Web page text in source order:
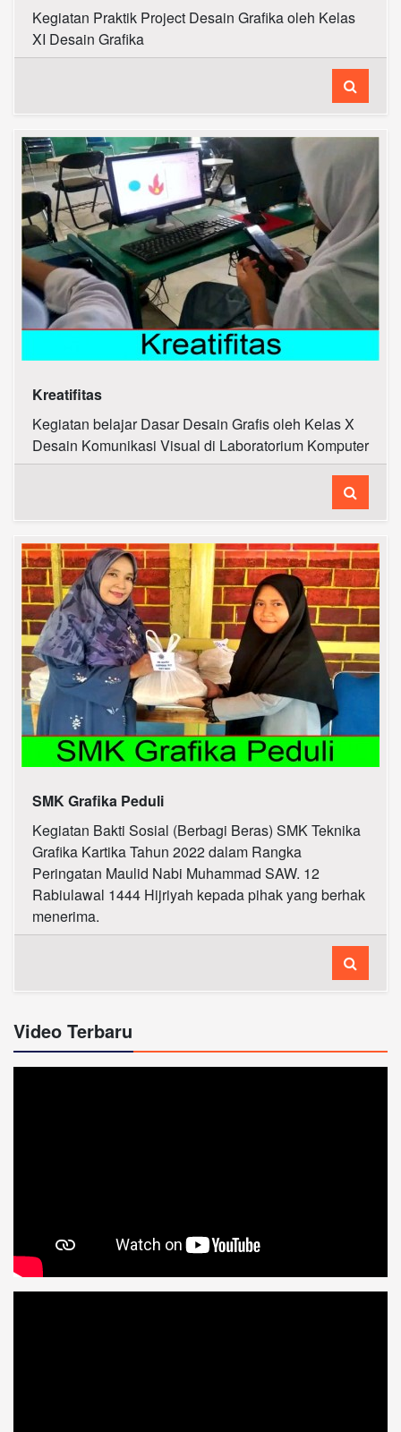
Kegiatan Praktik Project Desain Grafika oleh Kelas
XI Desain Grafika
Kreatifitas
Kegiatan belajar Dasar Desain Grafis oleh Kelas X
Desain Komunikasi Visual di Laboratorium Komputer
SMK Grafika Peduli
Kegiatan Bakti Sosial (Berbagi Beras) SMK Teknika
Grafika Kartika Tahun 2022 dalam Rangka
Peringatan Maulid Nabi Muhammad SAW. 12
Rabiulawal 1444 Hijriyah kepada pihak yang berhak
menerima.
Video Terbaru